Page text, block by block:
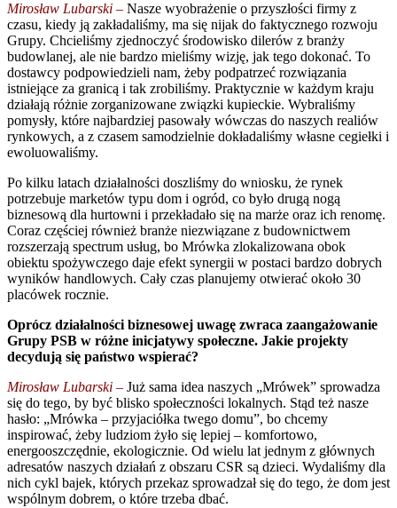
Mirosław Lubarski – Nasze wyobrażenie o przyszłości firmy z
czasu, kiedy ją zakładaliśmy, ma się nijak do faktycznego rozwoju
Grupy. Chcieliśmy zjednoczyć środowisko dilerów z branży
budowlanej, ale nie bardzo mieliśmy wizję, jak tego dokonać. To
dostawcy podpowiedzieli nam, żeby podpatrzeć rozwiązania
istniejące za granicą i tak zrobiliśmy. Praktycznie w każdym kraju
działają różnie zorganizowane związki kupieckie. Wybraliśmy
pomysły, które najbardziej pasowały wówczas do naszych realiów
rynkowych, a z czasem samodzielnie dokładaliśmy własne cegiełki i
ewoluowaliśmy.
Po kilku latach działalności doszliśmy do wniosku, że rynek
potrzebuje marketów typu dom i ogród, co było drugą nogą
biznesową dla hurtowni i przekładało się na marże oraz ich renomę.
Coraz częściej również branże niezwiązane z budownictwem
rozszerzają spectrum usług, bo Mrówka zlokalizowana obok
obiektu spożywczego daje efekt synergii w postaci bardzo dobrych
wyników handlowych. Cały czas planujemy otwierać około 30
placówek rocznie.
Oprócz działalności biznesowej uwagę zwraca zaangażowanie
Grupy PSB w różne inicjatywy społeczne. Jakie projekty
decydują się państwo wspierać?
Mirosław Lubarski – Już sama idea naszych „Mrówek” sprowadza
się do tego, by być blisko społeczności lokalnych. Stąd też nasze
hasło: „Mrówka – przyjaciółka twego domu”, bo chcemy
inspirować, żeby ludziom żyło się lepiej – komfortowo,
energooszczędnie, ekologicznie. Od wielu lat jednym z głównych
adresatów naszych działań z obszaru CSR są dzieci. Wydaliśmy dla
nich cykl bajek, których przekaz sprowadzał się do tego, że dom jest
wspólnym dobrem, o które trzeba dbać.